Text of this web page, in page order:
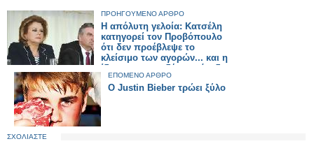
ΠΡΟΗΓΟΥΜΕΝΟ ΑΡΘΡΟ
Η απόλυτη γελοία: Κατσέλη
κατηγορεί τον Προβόπουλο
ότι δεν προέβλεψε το
κλείσιμο των αγορών... και η
ίδια που παραδέχεται ότι δεν
το είδε, θέλει να μας
κυβερνήσει!!!
ΕΠΟΜΕΝΟ ΑΡΘΡΟ
O Justin Bieber τρώει ξύλο
ΣΧΟΛΙΑΣΤΕ